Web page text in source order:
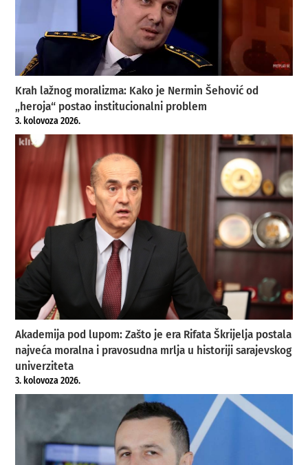
Krah lažnog moralizma: Kako je Nermin Šehović od
„heroja“ postao institucionalni problem
3. kolovoza 2026.
Akademija pod lupom: Zašto je era Rifata Škrijelja postala
najveća moralna i pravosudna mrlja u historiji sarajevskog
univerziteta
3. kolovoza 2026.